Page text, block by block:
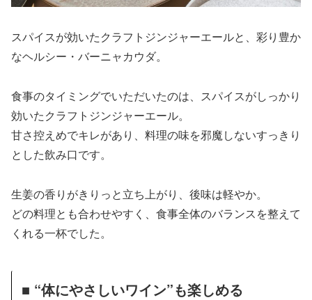
スパイスが効いたクラフトジンジャーエールと、彩り豊か
なヘルシー・バーニャカウダ。
食事のタイミングでいただいたのは、スパイスがしっかり
効いたクラフトジンジャーエール。
甘さ控えめでキレがあり、料理の味を邪魔しないすっきり
とした飲み口です。
生姜の香りがきりっと立ち上がり、後味は軽やか。
どの料理とも合わせやすく、食事全体のバランスを整えて
くれる一杯でした。
■ “体にやさしいワイン”も楽しめる